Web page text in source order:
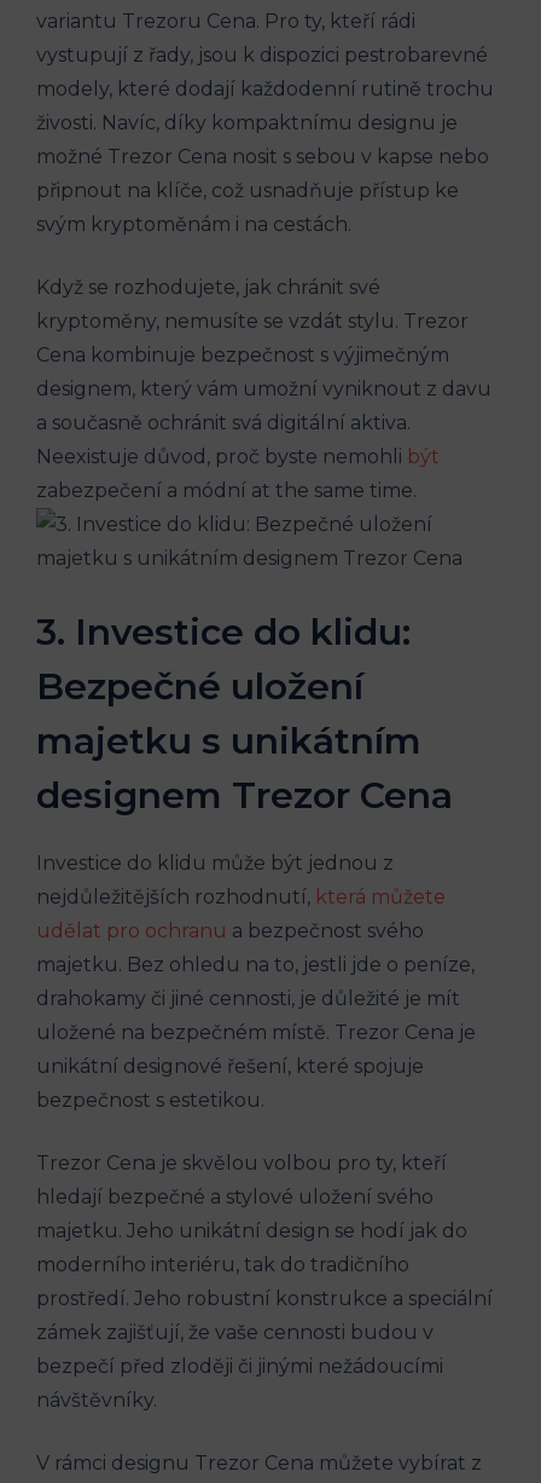
variantu Trezoru Cena. Pro ty, kteří rádi
vystupují z řady, jsou k dispozici pestrobarevné
modely, které dodají každodenní rutině trochu
živosti. Navíc, díky kompaktnímu designu je
možné Trezor Cena nosit s sebou v kapse nebo
připnout na klíče, což usnadňuje přístup ke
svým kryptoměnám i na cestách.
Když se rozhodujete, jak chránit své
kryptoměny, nemusíte se vzdát stylu. Trezor
Cena kombinuje bezpečnost s výjimečným
designem, který vám umožní vyniknout z davu
a současně ochránit svá digitální aktiva.
Neexistuje důvod, proč byste nemohli být
zabezpečení a módní at the same time.
3. Investice do klidu:
Bezpečné uložení
majetku s unikátním
designem Trezor Cena
Investice do klidu může být jednou z
nejdůležitějších rozhodnutí, která můžete
udělat pro ochranu a bezpečnost svého
majetku. Bez ohledu na to, jestli jde o peníze,
drahokamy či jiné cennosti, je důležité je mít
uložené na bezpečném místě. Trezor Cena je
unikátní designové řešení, které spojuje
bezpečnost s estetikou.
Trezor Cena je skvělou volbou pro ty, kteří
hledají bezpečné a stylové uložení svého
majetku. Jeho unikátní design se hodí jak do
moderního interiéru, tak do tradičního
prostředí. Jeho robustní konstrukce a speciální
zámek zajišťují, že vaše cennosti budou v
bezpečí před zloději či jinými nežádoucími
návštěvníky.
V rámci designu Trezor Cena můžete vybírat z